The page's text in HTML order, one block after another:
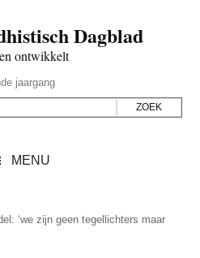
Dagblad
ontwikkelt
jaargang
MENU
‘we zijn geen tegellichters maar